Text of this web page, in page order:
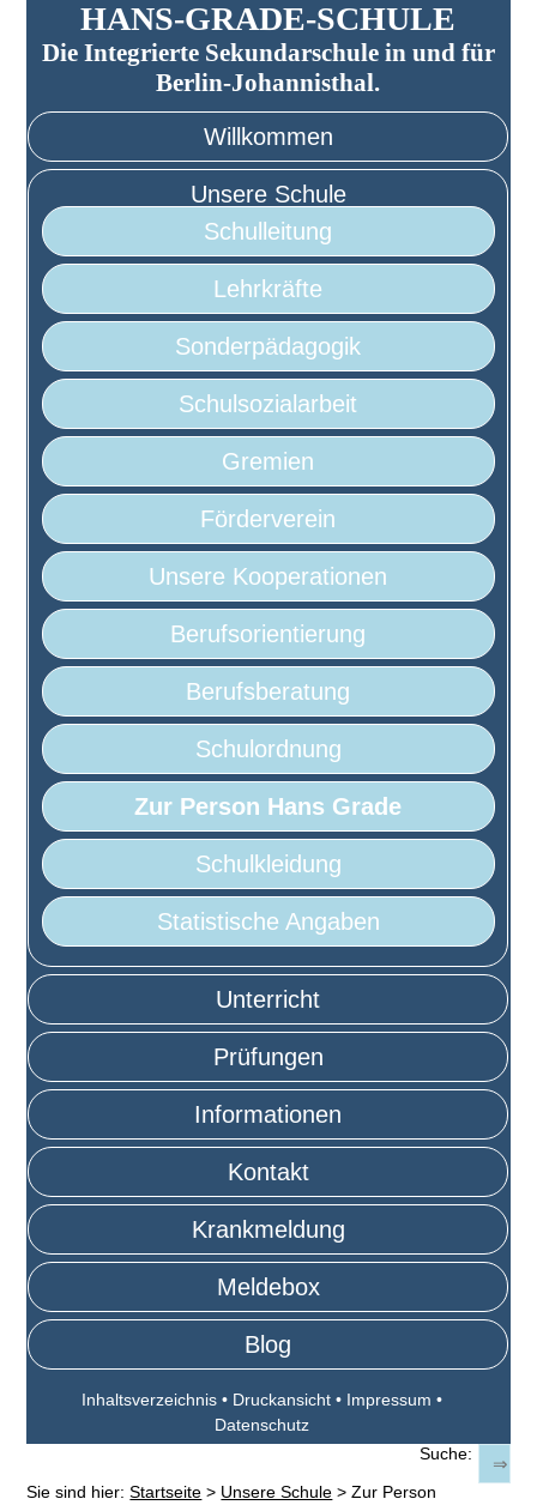
HANS-GRADE-SCHULE
Die Integrierte Sekundarschule in und für
Berlin-Johannisthal.
Willkommen
Unsere Schule
Schulleitung
Lehrkräfte
Sonderpädagogik
Schulsozialarbeit
Gremien
Förderverein
Unsere Kooperationen
Berufsorientierung
Berufsberatung
Schulordnung
Zur Person Hans Grade
Schulkleidung
Statistische Angaben
Unterricht
Prüfungen
Informationen
Kontakt
Krankmeldung
Meldebox
Blog
Inhaltsverzeichnis • Druckansicht • Impressum •
Datenschutz
Suche:
Sie sind hier:Startseite > Unsere Schule >Zur Person